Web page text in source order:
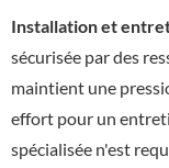
Installation et
sécurisée par des
maintient une
effort pour un
spécialisée n'est